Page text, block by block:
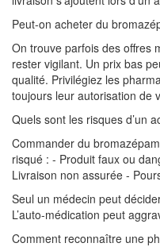
Peut-on acheter du
On trouve parfois des offres
rester vigilant. Un prix bas
qualité. Privilégiez les
toujours leur autorisation de
Quels sont les risques d’un
Commander du
risqué : - Produit faux ou
Livraison non assurée -
Seul un médecin peut
L’auto-médication peut
Comment reconnaître une